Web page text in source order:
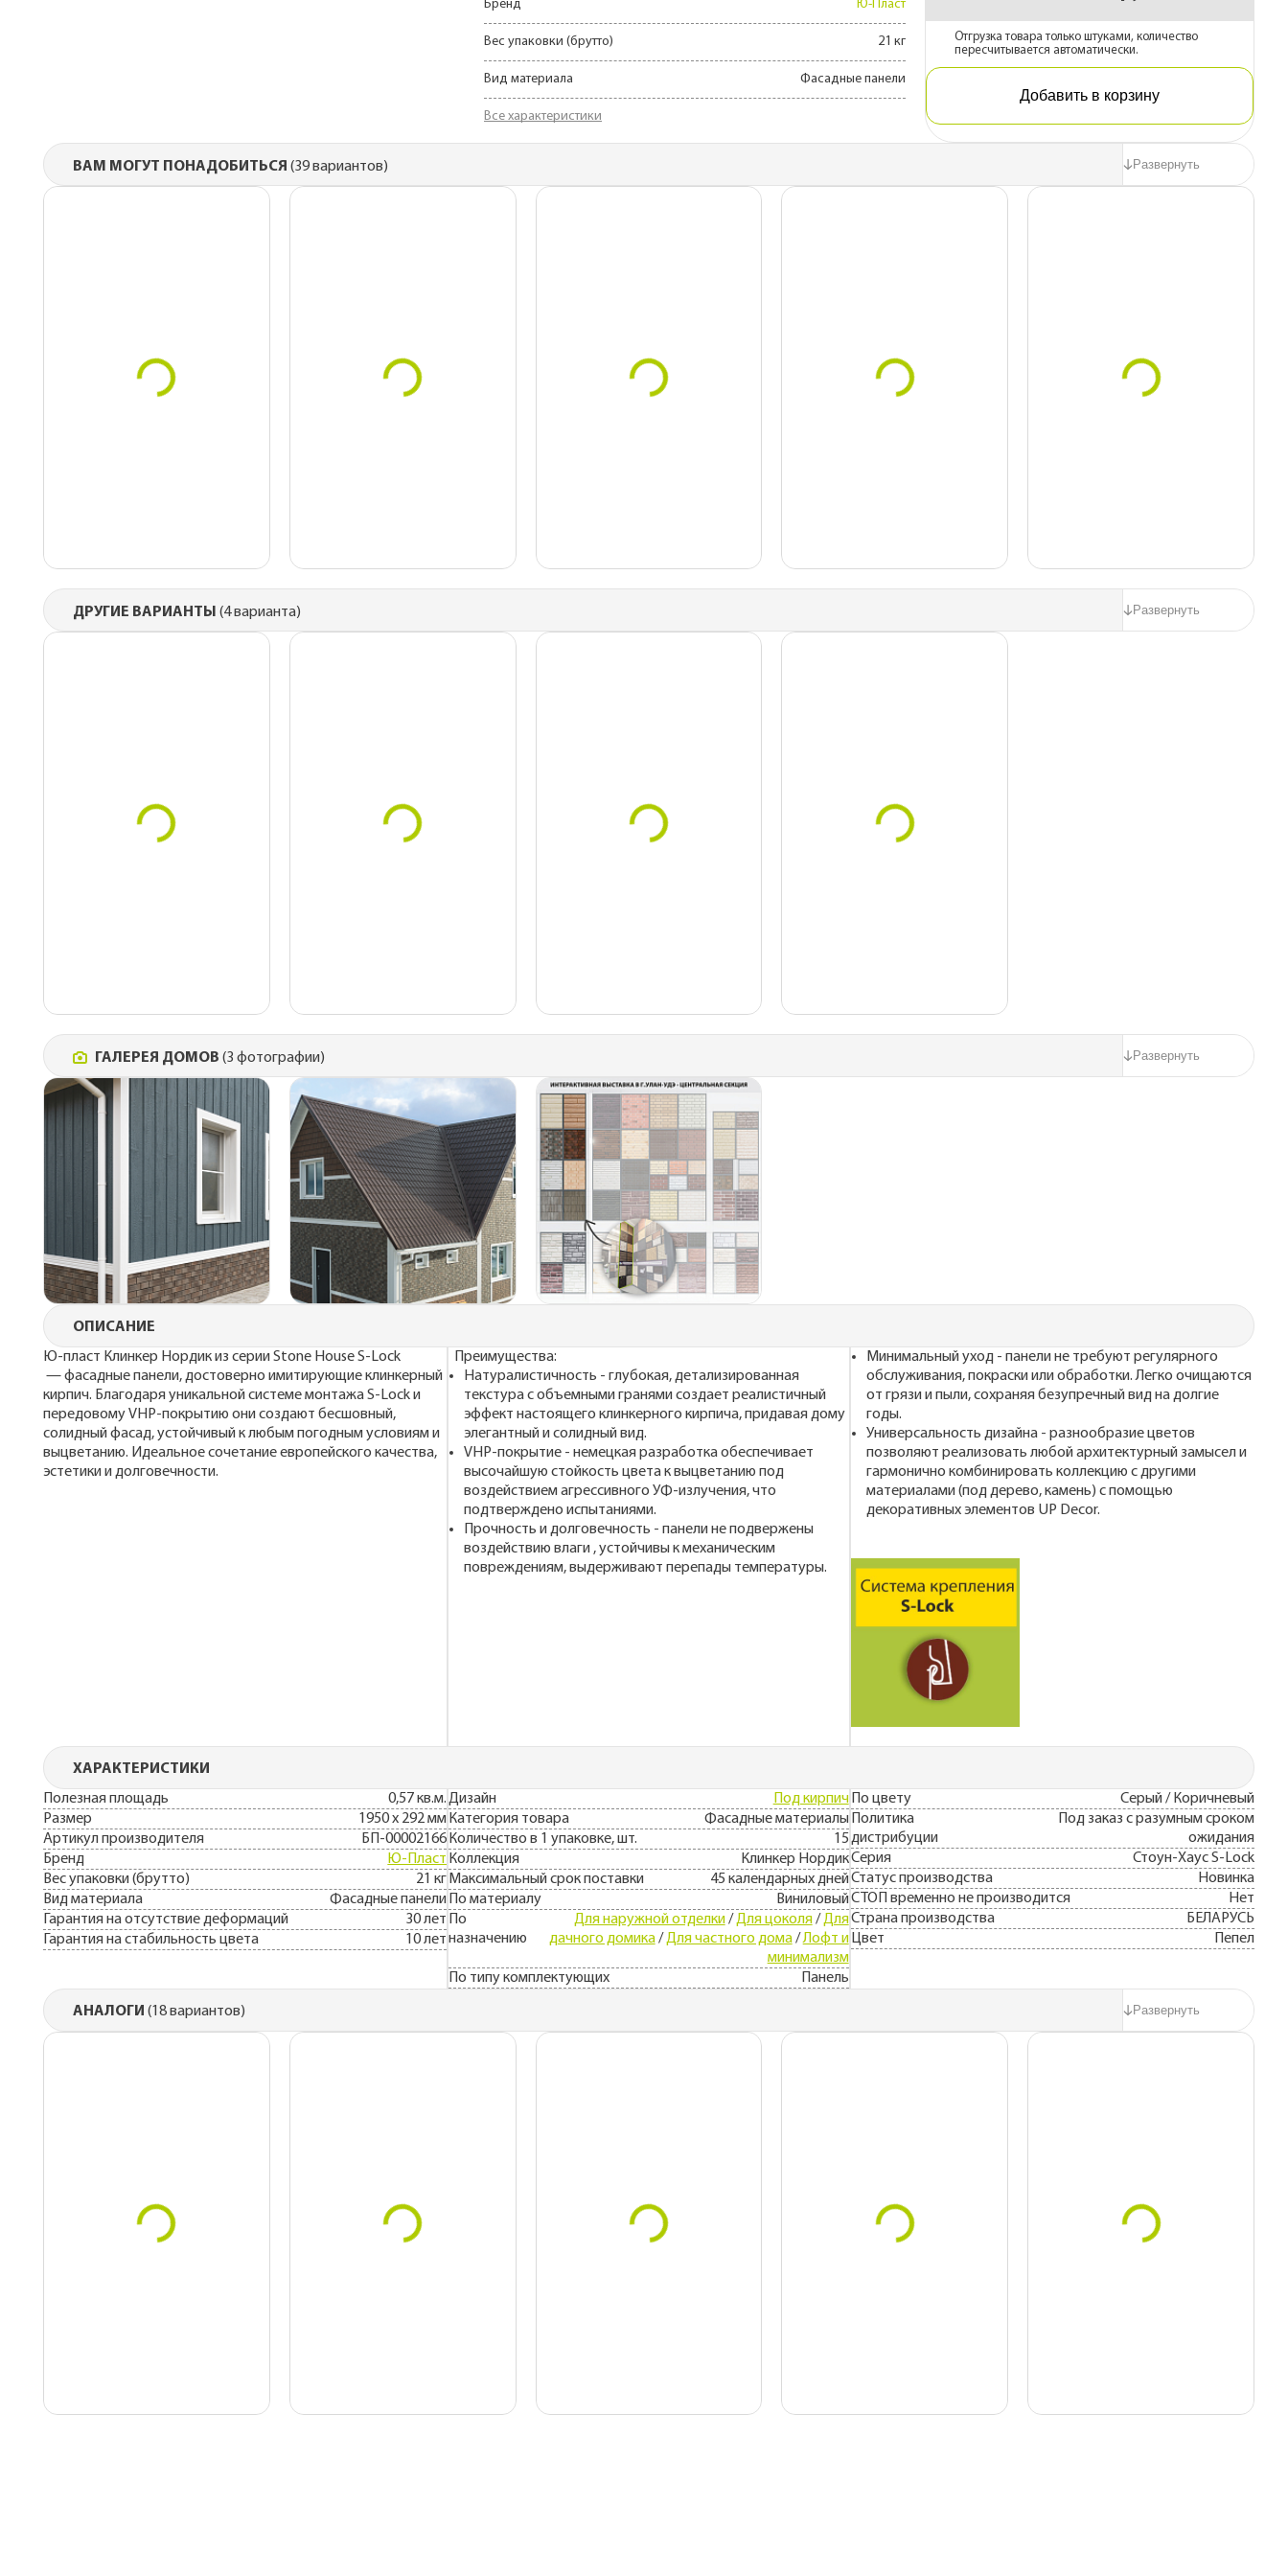
OSB плиты
Для дачного домика
Для частного дома
Для беседок
Бренд Ю-Пласт
Вес упаковки (брутто) 21 кг
Вид материала Фасадные панели
Все характеристики
Отгрузка товара только штуками, количество
пересчитывается автоматически.
Добавить в корзину
ВАМ МОГУТ ПОНАДОБИТЬСЯ (39 вариантов)
ДРУГИЕ ВАРИАНТЫ (4 варианта)
ГАЛЕРЕЯ ДОМОВ (3 фотографии)
ОПИСАНИЕ
Ю-пласт Клинкер Нордик из серии Stone House S-Lock
— фасадные панели, достоверно имитирующие клинкерный
кирпич. Благодаря уникальной системе монтажа S-Lock и
передовому VHP-покрытию они создают бесшовный,
солидный фасад, устойчивый к любым погодным условиям и
выцветанию. Идеальное сочетание европейского качества,
эстетики и долговечности.
Преимущества:
Натуралистичность - глубокая, детализированная
текстура с объемными гранями создает реалистичный
эффект настоящего клинкерного кирпича, придавая дому
элегантный и солидный вид.
VHP-покрытие - немецкая разработка обеспечивает
высочайшую стойкость цвета к выцветанию под
воздействием агрессивного УФ-излучения, что
подтверждено испытаниями.
Прочность и долговечность - панели не подвержены
воздействию влаги , устойчивы к механическим
повреждениям, выдерживают перепады температуры.
Минимальный уход - панели не требуют регулярного
обслуживания, покраски или обработки. Легко очищаются
от грязи и пыли, сохраняя безупречный вид на долгие
годы.
Универсальность дизайна - разнообразие цветов
позволяют реализовать любой архитектурный замысел и
гармонично комбинировать коллекцию с другими
материалами (под дерево, камень) с помощью
декоративных элементов UP Decor.
ХАРАКТЕРИСТИКИ
Полезная площадь
0,57 кв.м.
Размер
1950 х 292 мм
Артикул производителя
БП-00002166
Бренд
Ю-Пласт
Вес упаковки (брутто)
21 кг
Вид материала
Фасадные панели
Гарантия на отсутствие деформаций
30 лет
Гарантия на стабильность цвета
10 лет
Дизайн
Под кирпич
Категория товара
Фасадные материалы
Количество в 1 упаковке, шт.
15
Коллекция
Клинкер Нордик
Максимальный срок поставки
45 календарных дней
По материалу
Виниловый
По
назначению
Для наружной отделки/Для цоколя/Для
дачного домика/Для частного дома/Лофт и
минимализм
По типу комплектующих
Панель
По цвету
Серый / Коричневый
Политика
дистрибуции
Под заказ с разумным сроком
ожидания
Серия
Стоун-Хаус S-Lock
Статус производства
Новинка
СТОП временно не производится
Нет
Страна производства
БЕЛАРУСЬ
Цвет
Пепел
АНАЛОГИ (18 вариантов)